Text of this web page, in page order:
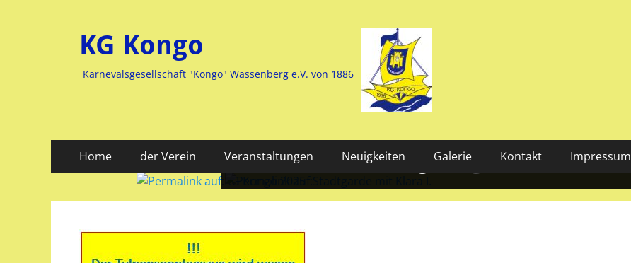
KG Kongo
Karnevalsgesellschaft "Kongo" Wassenberg e.V. von 1886
Primäres
Menü
Inhalt
Home der Verein Veranstaltungen Neuigkeiten Galerie Kontakt Impressum
KG Kongo 2025
am:
Heike
Jaegers
Stadtgarde mit Klara I.
am:
Heike
Jaegers